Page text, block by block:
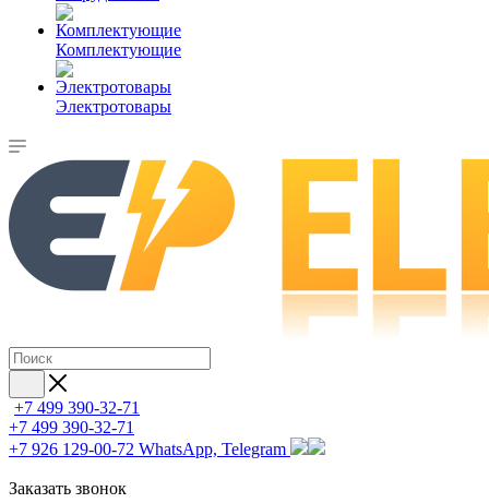
Комплектующие
Электротовары
+7 499 390-32-71
+7 499 390-32-71
+7 926 129-00-72 WhatsApp, Telegram
Заказать звонок